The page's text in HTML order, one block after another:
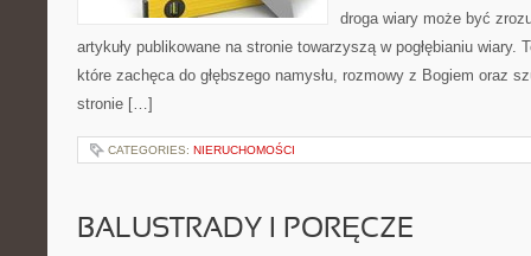
droga wiary może być
artykuły publikowane na stronie towarzyszą w pogłębianiu wiary.
które zachęca do głębszego namysłu, rozmowy z Bogiem oraz
stronie […]
CATEGORIES: NIERUCHOMOŚCI
BALUSTRADY I PORĘCZE